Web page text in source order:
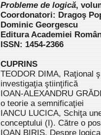
Probleme de logică,
Coordonatori: Dragoş
Dominic Georgescu
Editura Academiei
ISSN: 1454-2366
CUPRINS
TEODOR DIMA, Raţional
investigaţia ştiinţifică
IOAN-ALEXANDRU
o teorie a semnificaţiei
IANCU LUCICA, Schiţa
conceptului (I). Către o
IOAN BIRIŞ, Despre